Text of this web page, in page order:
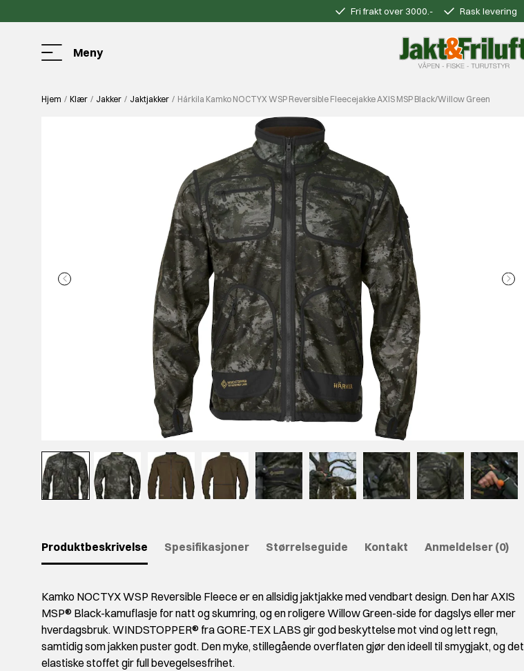
Fri frakt over 3000.- Rask levering
Meny
Hjem Klær Jakker Jaktjakker Härkila Kamko NOCTYX WSP Reversible Fleecejakke AXIS MSP Black/Willow Green
Produktbeskrivelse Spesifikasjoner Størrelseguide Kontakt Anmeldelser (0)
Kamko NOCTYX WSP Reversible Fleece er en allsidig jaktjakke med vendbart design. Den har AXIS
MSP® Black-kamuflasje for natt og skumring, og en roligere Willow Green-side for dagslys eller mer
hverdagsbruk. WINDSTOPPER® fra GORE-TEX LABS gir god beskyttelse mot vind og lett regn,
samtidig som jakken puster godt. Den myke, stillegående overflaten gjør den ideell til smygjakt, og det
elastiske stoffet gir full bevegelsesfrihet.